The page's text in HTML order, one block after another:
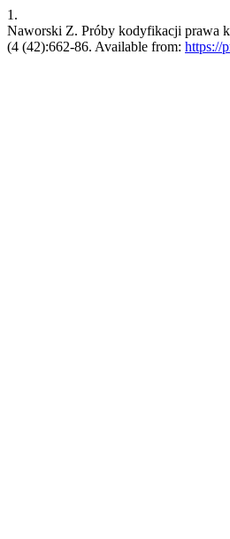
1.
Naworski Z. Próby kodyfikacji prawa
(4 (42):662-86. Available from: https://